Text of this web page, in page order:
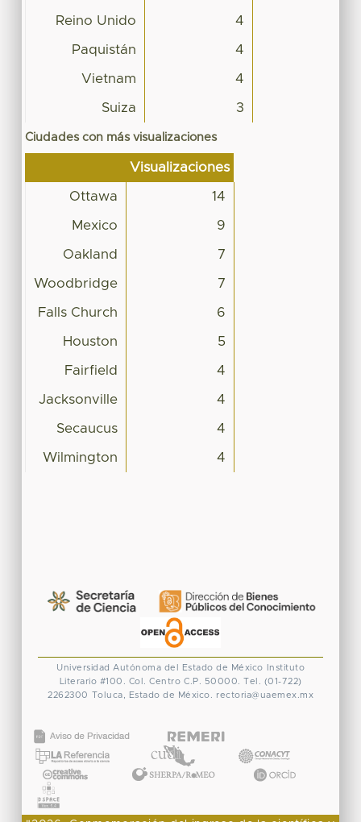
Reino Unido 4
Paquistán 4
Vietnam 4
Suiza 3
Ciudades con más visualizaciones
Visualizaciones
Ottawa 14
Mexico 9
Oakland 7
Woodbridge 7
Falls Church 6
Houston 5
Fairfield 4
Jacksonville 4
Secaucus 4
Wilmington 4
Universidad Autónoma del Estado de México
Instituto
Literario #100. Col. Centro C.P. 50000. Tel. (01-722)
2262300 Toluca, Estado de México. rectoria@uaemex.mx